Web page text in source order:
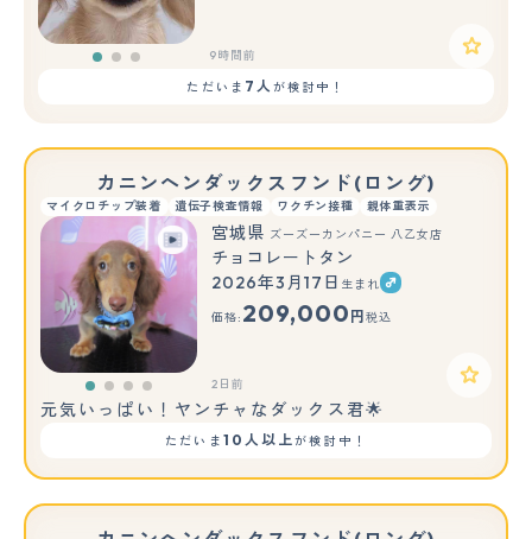
9時間前
ただいま 7人が検討中！
カニンヘンダックスフンド(ロング)
マイクロチップ装着 遺伝子検査情報 ワクチン接種 親体重表示
宮城県 ズーズーカンパニー 八乙女店
チョコレートタン
2026年3月17日 生まれ
価格: 209,000 円 税込
2日前
元気いっぱい！ヤンチャなダックス君🌟
ただいま 10人以上が検討中！